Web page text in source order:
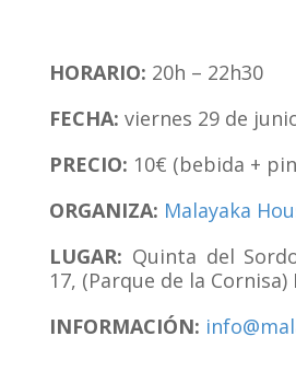
HORARIO: 20h – 22h30
FECHA: viernes 29 de
PRECIO: 10€ (bebida +
ORGANIZA: Malayaka
LUGAR: Quinta del
17, (Parque de la Cornisa)
INFORMACIÓN: